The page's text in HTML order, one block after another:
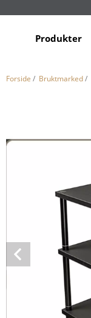
Produkter
Forside / Bruktmarked/